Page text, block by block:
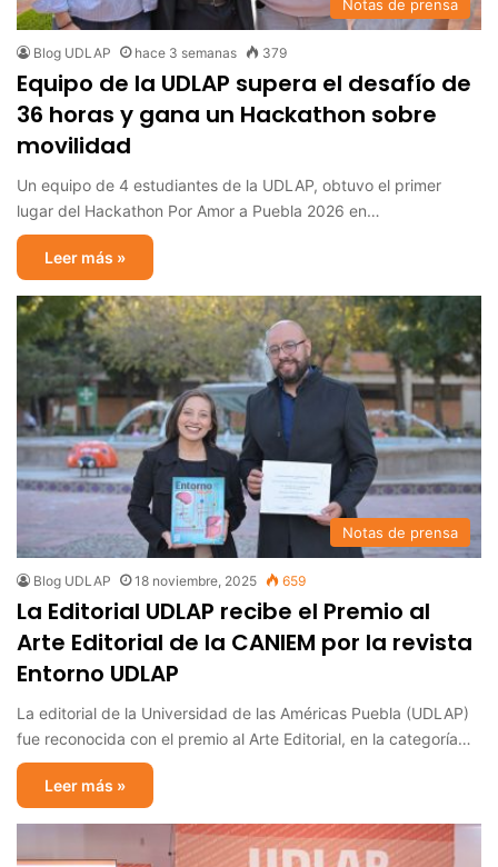
Notas de prensa
Blog UDLAP hace 3 semanas 379
Equipo de la UDLAP supera el desafío de
36 horas y gana un Hackathon sobre
movilidad
Un equipo de 4 estudiantes de la UDLAP, obtuvo el primer
lugar del Hackathon Por Amor a Puebla 2026 en…
Leer más »
Notas de prensa
Blog UDLAP 18 noviembre, 2025 659
La Editorial UDLAP recibe el Premio al
Arte Editorial de la CANIEM por la revista
Entorno UDLAP
La editorial de la Universidad de las Américas Puebla (UDLAP)
fue reconocida con el premio al Arte Editorial, en la categoría…
Leer más »